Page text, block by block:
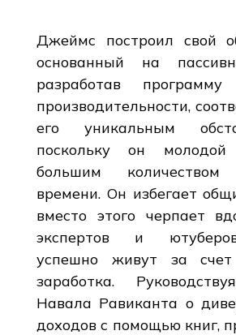
Джеймс построил свой
основанный на
разработав
производительности,
его уникальным
поскольку он
большим количеством
времени. Он избегает
вместо этого черпает
экспертов и
успешно живут за счет
заработка.
Навала Равиканта о
доходов с помощью книг,